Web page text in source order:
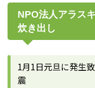
NPO法人アラス
炊き出し
1月1日元旦に発生
震